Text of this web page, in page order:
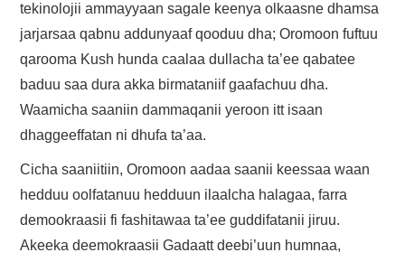
tekinolojii ammayyaan sagale keenya olkaasne dhamsa
jarjarsaa qabnu addunyaaf qooduu dha; Oromoon fuftuu
qarooma Kush hunda caalaa dullacha ta’ee qabatee
baduu saa dura akka birmataniif gaafachuu dha.
Waamicha saaniin dammaqanii yeroon itt isaan
dhaggeeffatan ni dhufa ta’aa.
Cicha saaniitiin, Oromoon aadaa saanii keessaa waan
hedduu oolfatanuu hedduun ilaalcha halagaa, farra
demookraasii fi fashitawaa ta’ee guddifatanii jiruu.
Akeeka deemokraasii Gadaatt deebi’uun humnaa,